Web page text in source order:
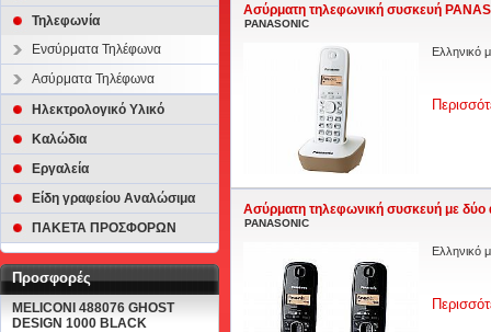
Τηλεφωνία
Ενσύρματα Τηλέφωνα
Ασύρματα Τηλέφωνα
Ηλεκτρολογικό Υλικό
Καλώδια
Εργαλεία
Είδη γραφείου Αναλώσιμα
ΠΑΚΕΤΑ ΠΡΟΣΦΟΡΩΝ
Προσφορές
MELICONI 488076 GHOST
DESIGN 1000 BLACK
Ασύρματη τηλεφωνική συσκευή
PANASONIC
Ελληνικό
Ασύρματη τηλεφωνική συσκευή με δύο
PANASONIC
Ελληνικό